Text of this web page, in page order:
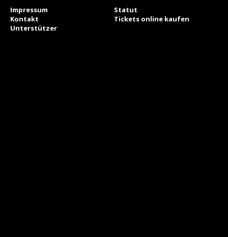
Impressum
Statut
Kontakt
Tickets online kaufen
Unterstützer